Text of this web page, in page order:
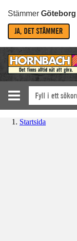
Stämmer Göteborg
JA, DET STÄMMER
Startsida